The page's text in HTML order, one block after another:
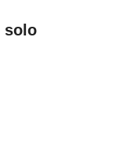
solo